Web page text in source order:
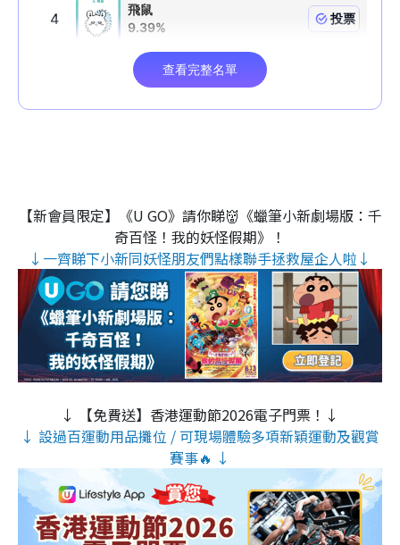
【新會員限定】《U GO》請你睇👹《蠟筆小新劇場版：千
奇百怪！我的妖怪假期》！
↓一齊睇下小新同妖怪朋友們點樣聯手拯救屋企人啦↓
↓ 【免費送】香港運動節2026電子門票！↓
↓ 設過百運動用品攤位 / 可現場體驗多項新穎運動及觀賞
賽事🔥 ↓